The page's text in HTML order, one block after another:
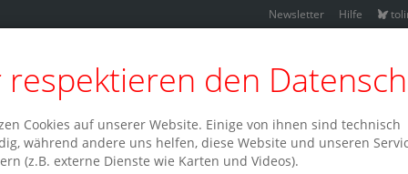
respektieren den
Cookies auf unserer Website. Einige von ihnen sind technisch
während andere uns helfen, diese Website und unseren
(z.B. externe Dienste wie Karten und Videos).
Newsletter Hilfe